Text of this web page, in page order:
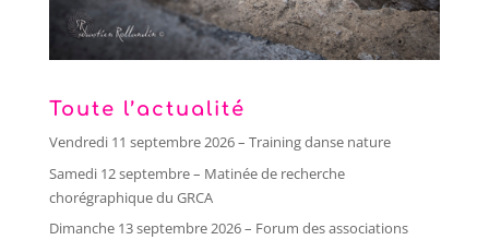
Toute l’actualité
Vendredi 11 septembre 2026 – Training danse nature
Samedi 12 septembre – Matinée de recherche
chorégraphique du GRCA
Dimanche 13 septembre 2026 – Forum des associations